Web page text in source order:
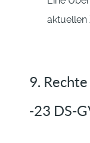
aktuellen
9.
-23 DS-